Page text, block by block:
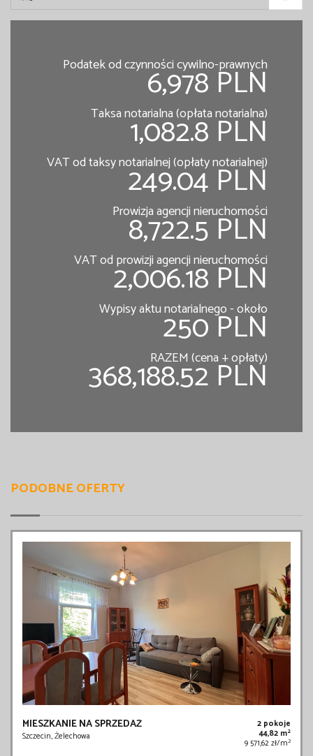
Podatek od czynności cywilno-prawnych
6,978 PLN
Taksa notarialna (opłata notarialna)
1,082.8 PLN
VAT od taksy notarialnej (opłaty notarialnej)
249.04 PLN
Prowizja agencji nieruchomości
8,722.5 PLN
VAT od prowizji agencji nieruchomości
2,006.18 PLN
Wypisy aktu notarialnego - około
250 PLN
RAZEM (cena + opłaty)
368,188.52 PLN
PODOBNE OFERTY
MIESZKANIE NA SPRZEDAŻ
Szczecin, Żelechowa
2 pokoje
44,82 m2
9 571,62 zł/m2